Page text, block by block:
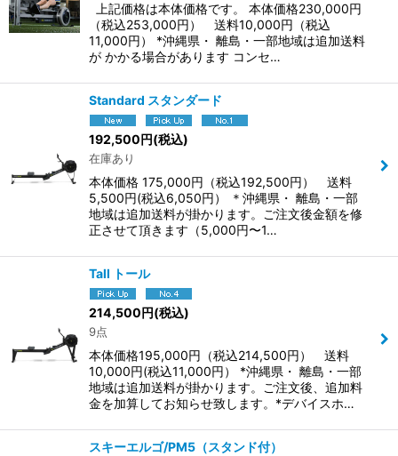
上記価格は本体価格です。 本体価格230,000円
（税込253,000円） 送料10,000円（税込
11,000円） *沖縄県・ 離島・一部地域は追加送料
が かかる場合があります コンセ…
Standard スタンダード
192,500円(税込)
在庫あり
本体価格 175,000円（税込192,500円） 送料
5,500円(税込6,050円） ＊沖縄県・ 離島・一部
地域は追加送料が掛かります。ご注文後金額を修
正させて頂きます（5,000円〜1…
Tall トール
214,500円(税込)
9点
本体価格195,000円（税込214,500円） 送料
10,000円(税込11,000円） *沖縄県・ 離島・一部
地域は追加送料が掛かります。ご注文後、追加料
金を加算してお知らせ致します。*デバイスホ…
スキーエルゴ/PM5（スタンド付）